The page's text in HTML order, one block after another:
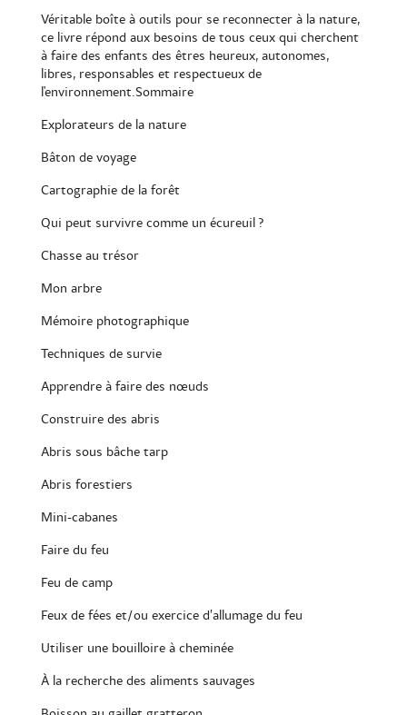
Véritable boîte à outils pour se reconnecter à la nature,
ce livre répond aux besoins de tous ceux qui cherchent
à faire des enfants des êtres heureux, autonomes,
libres, responsables et respectueux de
l'environnement.Sommaire
Explorateurs de la nature
Bâton de voyage
Cartographie de la forêt
Qui peut survivre comme un écureuil ?
Chasse au trésor
Mon arbre
Mémoire photographique
Techniques de survie
Apprendre à faire des nœuds
Construire des abris
Abris sous bâche tarp
Abris forestiers
Mini-cabanes
Faire du feu
Feu de camp
Feux de fées et/ou exercice d’allumage du feu
Utiliser une bouilloire à cheminée
À la recherche des aliments sauvages